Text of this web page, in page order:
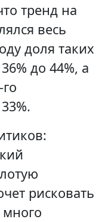
тренд на
весь
доля таких
до 44%, а
рисковать